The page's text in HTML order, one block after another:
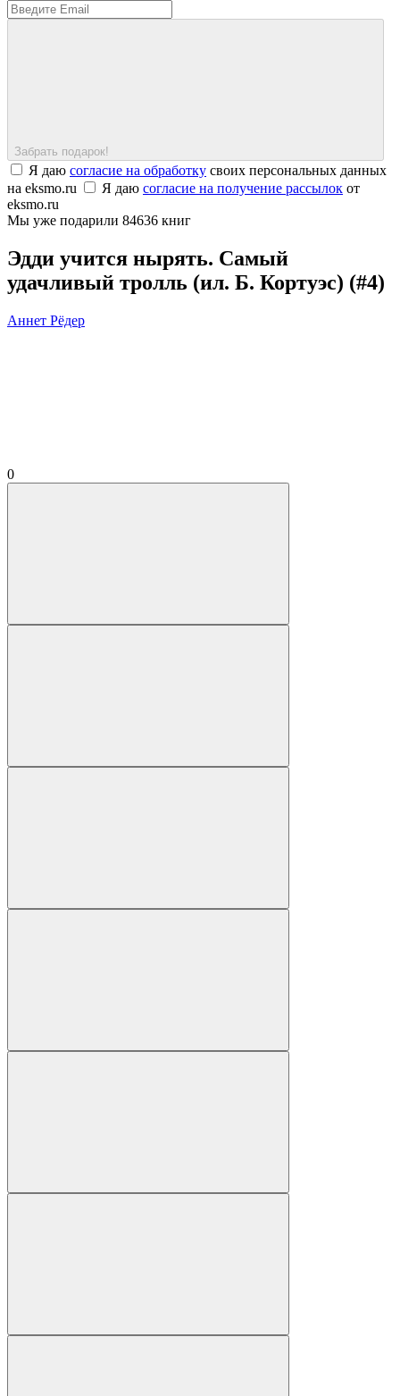
Забрать подарок!
Я даю согласие на обработку своих персональных данных
на eksmo.ru
Я даю согласие на получение рассылок от
eksmo.ru
Мы уже подарили 84636 книг
Эдди учится нырять. Самый
удачливый тролль (ил. Б. Кортуэс) (#4)
Аннет Рёдер
0